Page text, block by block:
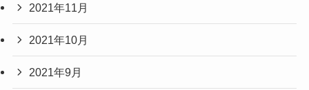
2021年11月
2021年10月
2021年9月